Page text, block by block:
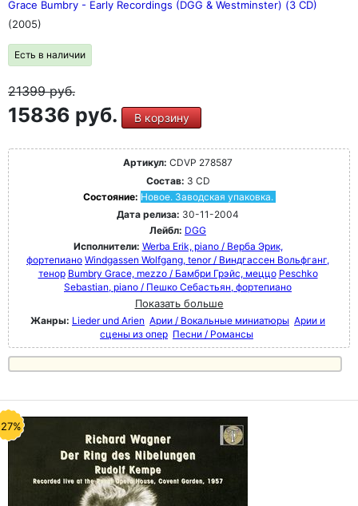
Рахманинова, Сибелиуса, Айвза, Яначека, Равеля и
многих других.
Grace Bumbry - Early Recordings (DGG & Westminster) (3 CD)
(2005)
Есть в наличии
21399руб.
15836 руб. В корзину
Артикул: CDVP 278587
Состав: 3 CD
Состояние: Новое. Заводская упаковка.
Дата релиза: 30-11-2004
Лейбл: DGG
Исполнители: Werba Erik, piano / Верба Эрик,
фортепиано Windgassen Wolfgang, tenor / Виндгассен Вольфганг,
тенор Bumbry Grace, mezzo / Бамбри Грэйс, меццо Peschko
Sebastian, piano / Пешко Себастьян, фортепиано
Показать больше
Жанры: Lieder und Arien Арии / Вокальные миниатюры Арии и
сцены из опер Песни / Романсы